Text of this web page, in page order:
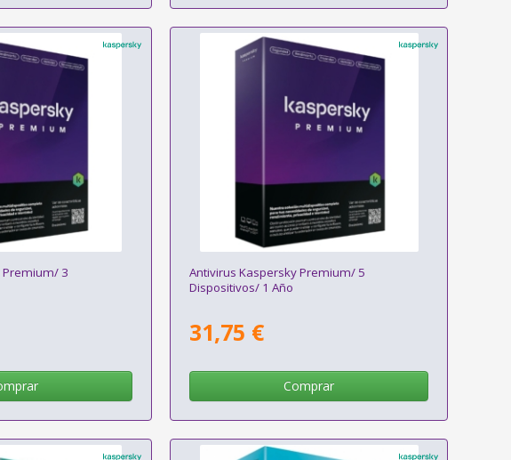
Premium/ 3
Antivirus Kaspersky Premium/ 5
Dispositivos/ 1 Año
31,75 €
Comprar